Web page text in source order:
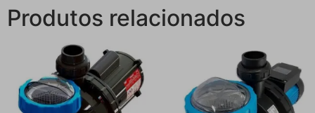
Produtos relacionados